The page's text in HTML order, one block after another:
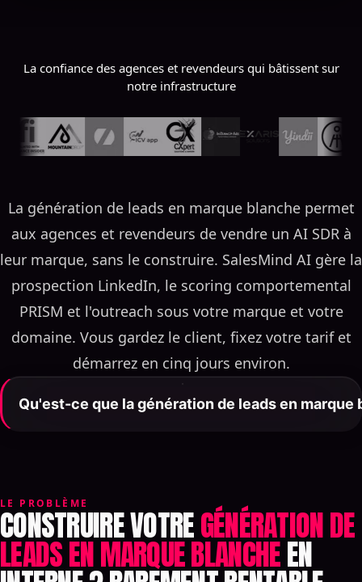
La confiance des agences et revendeurs qui bâtissent sur
notre infrastructure
La génération de leads en marque blanche permet
aux agences et revendeurs de vendre un AI SDR à
leur marque, sans le construire. SalesMind AI gère la
prospection LinkedIn, le scoring comportemental
PRISM et l'outreach sous votre marque et votre
domaine. Vous gardez le client, fixez votre tarif et
démarrez en cinq jours environ.
Qu'est-ce que la génération de leads en marque
marque, son domaine et ses tarifs. Le programme de
SalesMind AI offre aux partenaires un AI SDR
LinkedIn — agents autonomes, scoring
comportemental PRISM et outreach personnalisé —
LE PROBLÈME
CONSTRUIRE VOTREGÉNÉRATION DE
LEADS EN MARQUE BLANCHEEN